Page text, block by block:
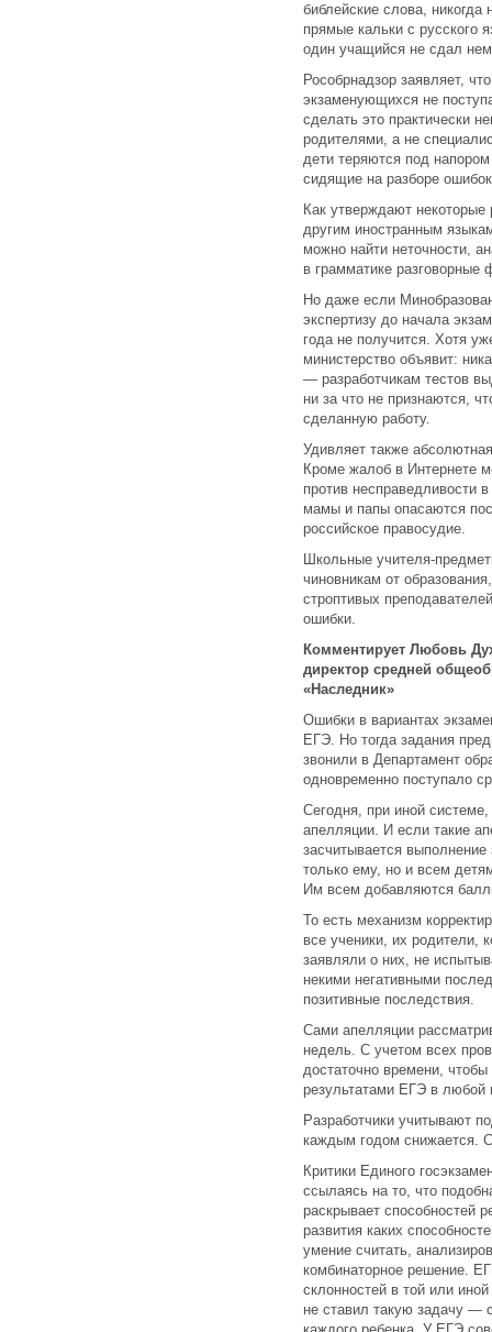
библейские слова,
прямые кальки с русского
один учащийся не сдал
Рособрнадзор заявляет,
экзаменующихся не
сделать это практически
родителями, а не
дети теряются под
сидящие на разборе
Как утверждают некоторые
другим иностранным
можно найти неточности,
в грамматике разговорные
Но даже если
экспертизу до начала
года не получится. Хотя
министерство объявит:
— разработчикам тестов
ни за что не признаются,
сделанную работу.
Удивляет также
Кроме жалоб в Интернете
против несправедливости
мамы и папы опасаются
российское правосудие.
Школьные учителя-
чиновникам от
строптивых
ошибки.
Комментирует Любовь
директор средней
«Наследник»
Ошибки в вариантах
ЕГЭ. Но тогда задания
звонили в Департамент
одновременно поступало
Сегодня, при иной
апелляции. И если такие
засчитывается
только ему, но и всем
Им всем добавляются
То есть механизм
все ученики, их родители,
заявляли о них, не
некими негативными
позитивные последствия.
Сами апелляции
недель. С учетом всех
достаточно времени,
результатами ЕГЭ в любой
Разработчики учитывают
каждым годом снижается.
Критики Единого
ссылаясь на то, что
раскрывает способностей
развития каких
умение считать,
комбинаторное решение.
склонностей в той или
не ставил такую задачу —